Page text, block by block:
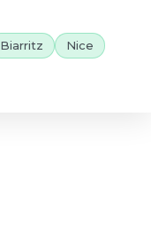
Biarritz
Nice